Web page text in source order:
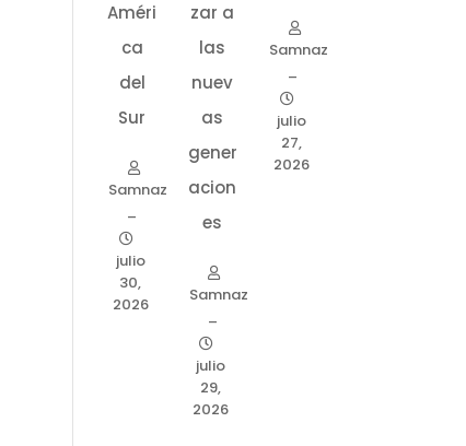
Améri
ca
del
Sur
Samnaz
–
julio
30,
2026
zar a
las
nuev
as
gener
acion
es
Samnaz
–
julio
29,
2026
Samnaz
–
julio
27,
2026